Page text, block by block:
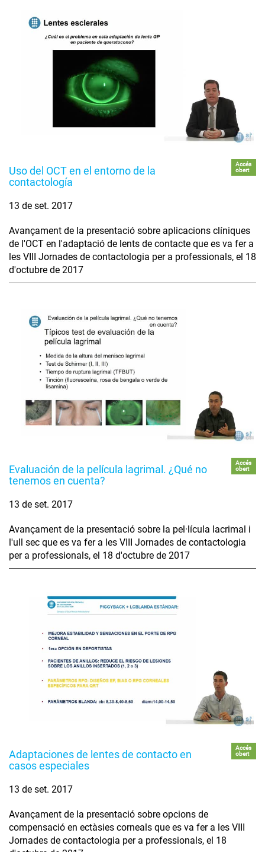
Uso del OCT en el entorno de la
contactología
Accés
obert
13 de set. 2017
Avançament de la presentació sobre aplicacions clíniques
de l'OCT en l'adaptació de lents de contacte que es va fer a
les VIII Jornades de contactologia per a professionals, el 18
d'octubre de 2017
Evaluación de la película lagrimal. ¿Qué no
tenemos en cuenta?
Accés
obert
13 de set. 2017
Avançament de la presentació sobre la pel·lícula lacrimal i
l'ull sec que es va fer a les VIII Jornades de contactologia
per a professionals, el 18 d'octubre de 2017
Adaptaciones de lentes de contacto en
casos especiales
Accés
obert
13 de set. 2017
Avançament de la presentació sobre opcions de
compensació en ectàsies corneals que es va fer a les VIII
Jornades de contactologia per a professionals, el 18